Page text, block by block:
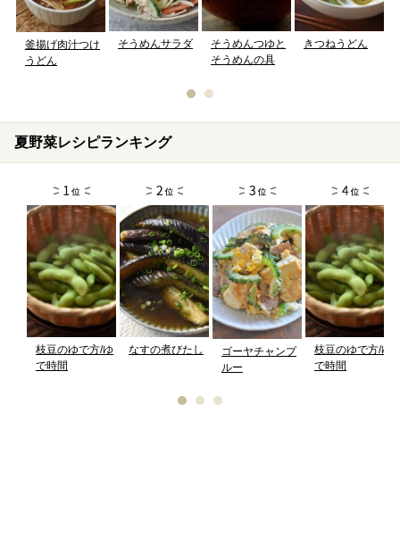
釜揚げ肉汁つけ
うどん
そうめんサラダ
そうめんつゆと
そうめんの具
きつねうどん
夏野菜レシピランキング
枝豆のゆで方/ゆ
で時間
なすの煮びたし
ゴーヤチャンプ
ルー
枝豆のゆで方/ゆ
で時間